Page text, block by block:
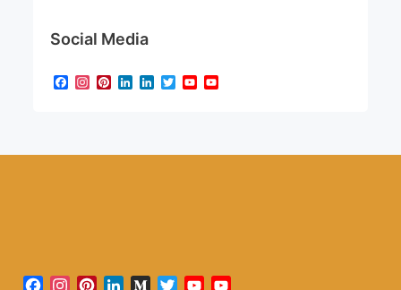
Social Media
Facebook
Instagram
Pinterest
LinkedIn
LinkedIn
TwitterYouTube
Facebook
Instagram
PinterestLinkedInMediumTwitterYouTube